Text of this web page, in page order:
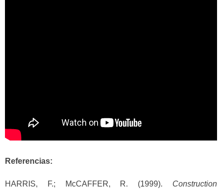
Referencias:
HARRIS, F.; McCAFFER, R. (1999). Construction